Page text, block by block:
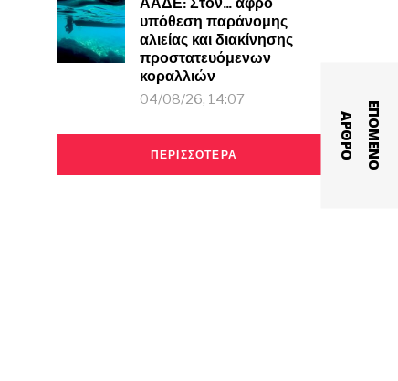
Ε
Π
Ο
Μ
Ε
Ν
Ο
Α Ρ
Θ
Ρ
Ο
υπόθεση παράνομης
αλιείας και διακίνησης
προστατευόμενων
κοραλλιών
04/08/26, 14:07
ΠΕΡΙΣΣΟΤΕΡΑ